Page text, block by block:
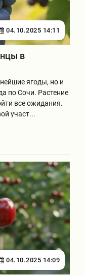
04.10.2025 14:11
в
ягоды, но и
по Сочи. Растение
все ожидания.
участ...
04.10.2025 14:09